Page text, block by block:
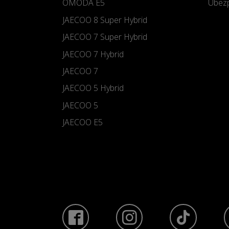
OMODA E5
JAECOO 8 Super Hybrid
JAECOO 7 Super Hybrid
JAECOO 7 Hybrid
JAECOO 7
JAECOO 5 Hybrid
JAECOO 5
JAECOO E5